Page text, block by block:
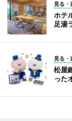
見る・
ホテ
足湯
見る・
松屋
った